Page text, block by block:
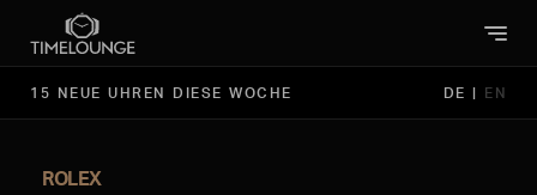
15 NEUE UHREN DIESE WOCHE DE | EN
ROLEX